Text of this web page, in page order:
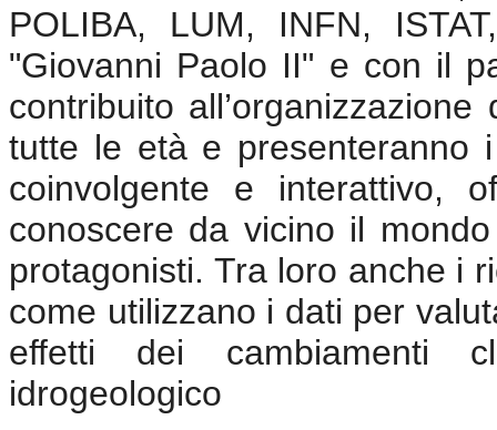
POLIBA, LUM, INFN,
"Giovanni Paolo II" e con il
contribuito
tutte le età e presenteranno
coinvolgente e interattivo,
conoscere da vicino il
protagonisti. Tra loro anche i
come utilizzano i dati per
effetti dei cambiamenti
idrogeologico